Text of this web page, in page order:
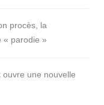
procès, la
« parodie »
une nouvelle